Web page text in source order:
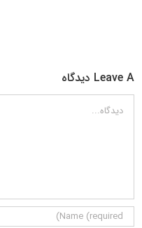
Leave A دیدگاه
دیدگاه